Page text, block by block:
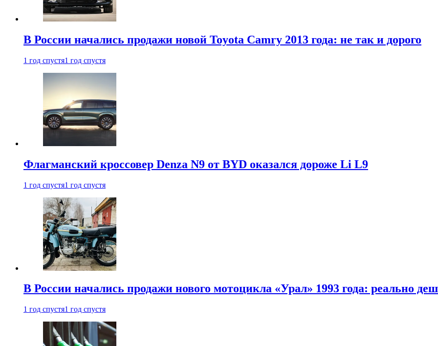
В России начались продажи новой Toyota Camry 2013 года: не так и дорого
1 год спустя1 год спустя
Флагманский кроссовер Denza N9 от BYD оказался дороже Li L9
1 год спустя1 год спустя
В России начались продажи нового мотоцикла «Урал» 1993 года: реально
1 год спустя1 год спустя